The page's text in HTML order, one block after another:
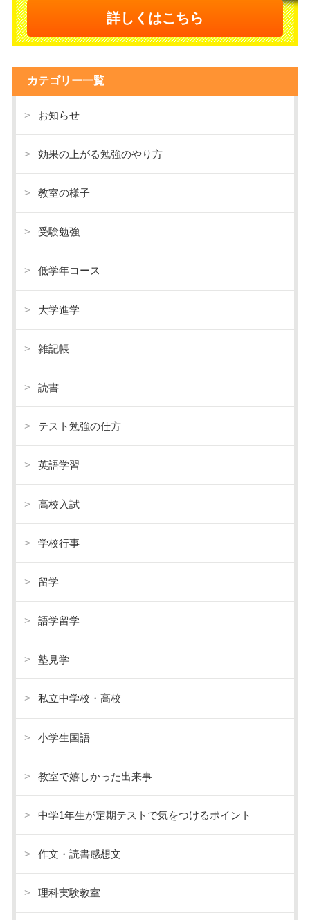
詳しくはこちら
カテゴリー一覧
お知らせ
効果の上がる勉強のやり方
教室の様子
受験勉強
低学年コース
大学進学
雑記帳
読書
テスト勉強の仕方
英語学習
高校入試
学校行事
留学
語学留学
塾見学
私立中学校・高校
小学生国語
教室で嬉しかった出来事
中学1年生が定期テストで気をつけるポイント
作文・読書感想文
理科実験教室